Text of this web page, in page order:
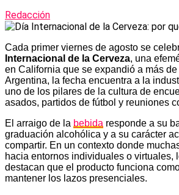
Redacción
Cada primer viernes de agosto se
Internacional de la Cerveza, una
en California que se expandió a más
Argentina, la fecha encuentra a la
uno de los pilares de la cultura de
asados, partidos de fútbol y reuniones
El arraigo de la bebida responde a su
graduación alcohólica y a su carácter
compartir. En un contexto donde
hacia entornos individuales o virtuales,
destacan que el producto funciona
mantener los lazos presenciales.